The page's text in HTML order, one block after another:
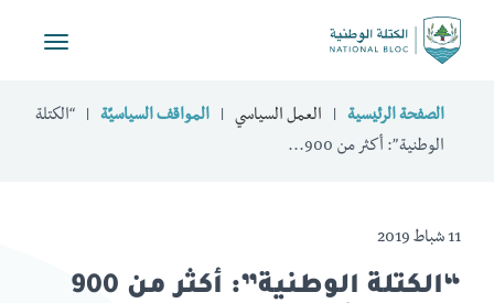
Toggle
الصفحة الرئيسية العمل السياسي المواقف السياسيّة
“الكتلة
الوطنية”: أكثر من 900...
11 شباط 2019
“الكتلة الوطنية”: أكثر من 900